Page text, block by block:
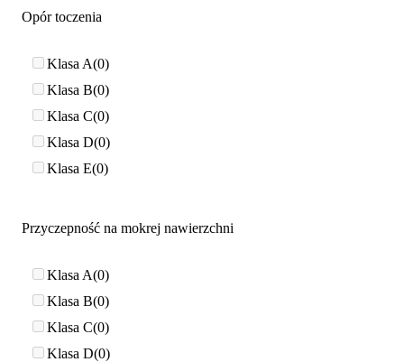
Opór toczenia
Klasa A 0
Klasa B 0
Klasa C 0
Klasa D 0
Klasa E 0
Przyczepność na mokrej nawierzchni
Klasa A 0
Klasa B 0
Klasa C 0
Klasa D 0